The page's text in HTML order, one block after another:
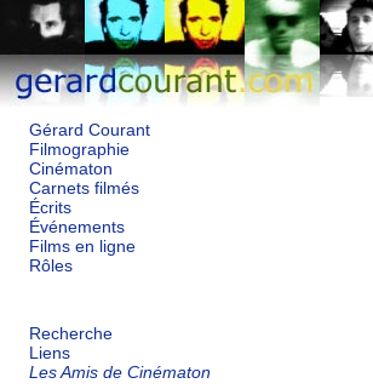
Gérard Courant
Filmographie
Cinématon
Carnets filmés
Écrits
Événements
Films en ligne
Rôles
Recherche
Liens
Les Amis de Cinématon